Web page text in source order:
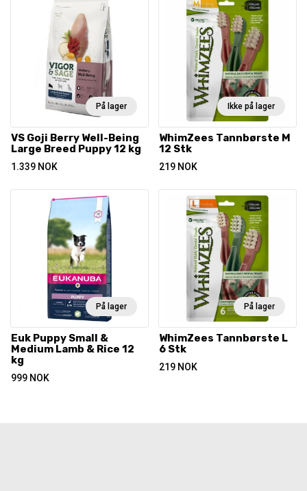
På lager
VS Goji Berry Well-Being
Large Breed Puppy 12 kg
1.339 NOK
Ikke på lager
WhimZees Tannbørste M
12 Stk
219 NOK
På lager
Euk Puppy Small &
Medium Lamb & Rice 12
kg
999 NOK
På lager
WhimZees Tannbørste L
6 Stk
219 NOK